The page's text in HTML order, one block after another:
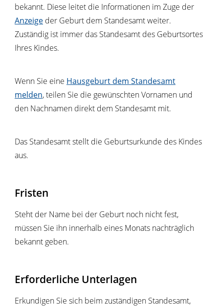
bekannt. Diese leitet die Informationen im Zuge der
Anzeige der Geburt dem Standesamt weiter.
Zuständig ist immer das Standesamt des Geburtsortes
Ihres Kindes.
Wenn Sie eine Hausgeburt dem Standesamt
melden, teilen Sie die gewünschten Vornamen und
den Nachnamen direkt dem Standesamt mit.
Das Standesamt stellt die Geburtsurkunde des Kindes
aus.
Fristen
Steht der Name bei der Geburt noch nicht fest,
müssen Sie ihn innerhalb eines Monats nachträglich
bekannt geben.
Erforderliche Unterlagen
Erkundigen Sie sich beim zuständigen Standesamt,